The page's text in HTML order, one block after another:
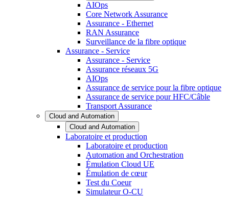
AIOps
Core Network Assurance
Assurance - Ethernet
RAN Assurance
Surveillance de la fibre optique
Assurance - Service
Assurance - Service
Assurance réseaux 5G
AIOps
Assurance de service pour la fibre optique
Assurance de service pour HFC/Câble
Transport Assurance
Cloud and Automation
Cloud and Automation
Laboratoire et production
Laboratoire et production
Automation and Orchestration
Émulation Cloud UE
Émulation de cœur
Test du Coeur
Simulateur O-CU